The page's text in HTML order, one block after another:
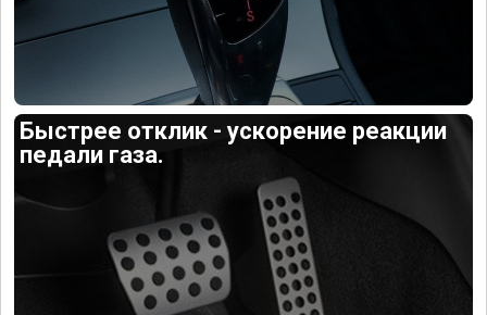
Быстрее отклик - ускорение реакции
педали газа.